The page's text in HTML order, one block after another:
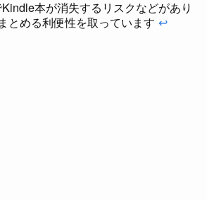
本が消失するリスクなどがあり
とめる利便性を取っています ↩